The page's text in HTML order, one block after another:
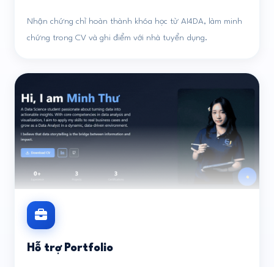
Nhận chứng chỉ hoàn thành khóa học từ AI4DA, làm minh
chứng trong CV và ghi điểm với nhà tuyển dụng.
Hỗ trợ Portfolio